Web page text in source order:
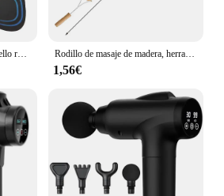
8 modos de masajeador de cuello recargable con control remoto EMS de baja frecuencia para alivio del dolor Rodillo de masaje de madera, herramientas de masaje de celulitis para terapia de madera, rodillo masajeador de espalda Manual de madera, cuerda para aliviar el dolor de espalda de piernas, 1 ud.
1,56€